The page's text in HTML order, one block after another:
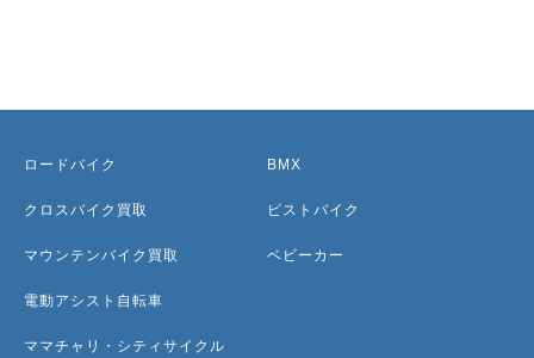
ロードバイク
クロスバイク買取
マウンテンバイク買取
電動アシスト自転車
ママチャリ・シティサイクル
BMX
ピストバイク
ベビーカー